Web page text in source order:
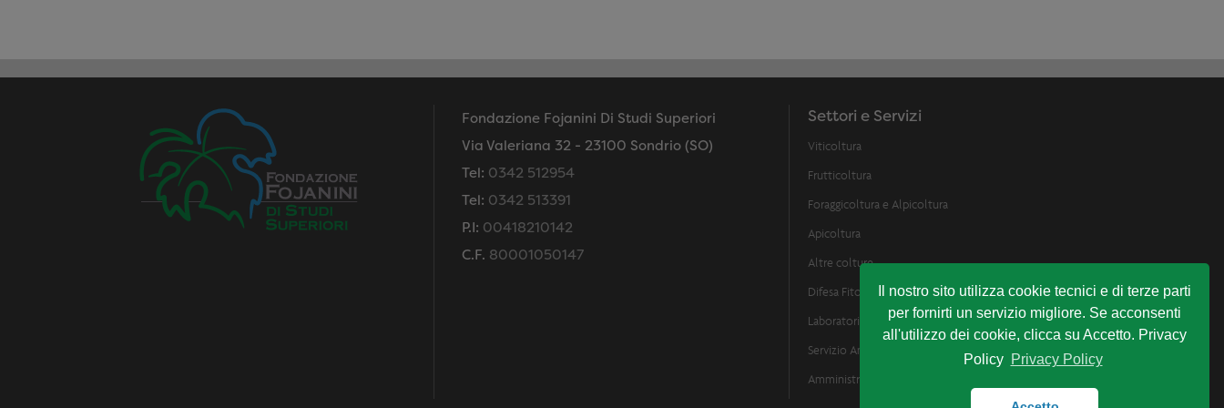
Il nostro sito utilizza cookie tecnici e di terze parti
per fornirti un servizio migliore. Se acconsenti
all'utilizzo dei cookie, clicca su Accetto. Privacy
Policy Privacy Policy
Fondazione Fojanini Di Studi Superiori
Via Valeriana 32 - 23100 Sondrio (SO)
Tel: 0342 512954
Tel: 0342 513391
P.I: 00418210142
C.F. 80001050147
Settori e Servizi
Viticoltura
Frutticoltura
Foraggicoltura e Alpicoltura
Apicoltura
Altre colture
Difesa Fitosanitaria
Laboratorio Analisi e assistenza enologica
Servizio Analisi Suolo e Bilancio Idrico
Amministrativo